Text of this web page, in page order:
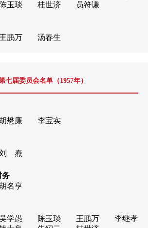
陈玉琰
桂世济 员符谦
王鹏万
汤春生
七届委员会名单（1957年）
懋廉
李宝实
焘
务
名亨
学愚
陈玉琰 王鹏万
李继孝